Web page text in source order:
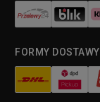
FORMY DOSTAWY